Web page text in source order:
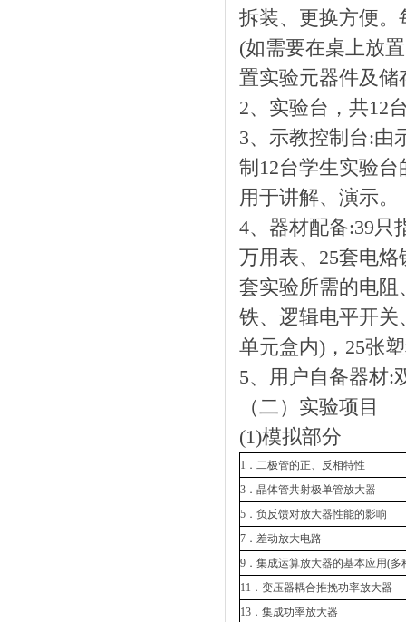
拆装、更换方便
(如需要在桌上放
置实验元器件及储
2、实验台，共12
3、示教控制台:由
制12台学生实验台
用于讲解、演示。
4、器材配备:39只
万用表、25套电
套实验所需的电
铁、逻辑电平开关
单元盒内)，25张
5、用户自备器材:
（二）实验项目
(1)模拟部分
1．二极管的正、反相特性
3．晶体管共射极单管放大器
5．负反馈对放大器性能的影响
7．差动放大电路
9．集成运算放大器的基本应用(多
11．变压器耦合推挽功率放大器
13．集成功率放大器